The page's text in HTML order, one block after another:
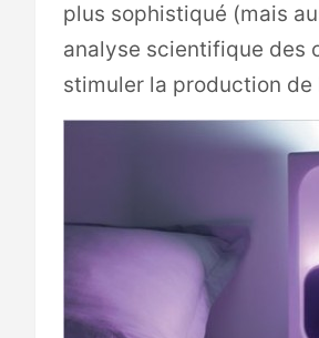
plus sophistiqué (mais
analyse scientifique des
stimuler la production de